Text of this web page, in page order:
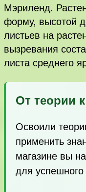
Мэриленд.
форму, высотой
листьев на
вызревания
листа среднего
От теории
Освоили
применить
магазине вы
для